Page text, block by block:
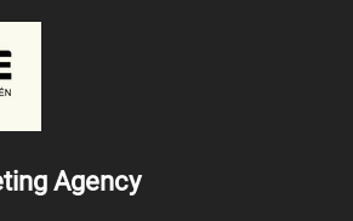
Agency